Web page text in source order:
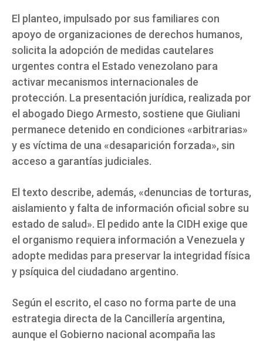
El planteo, impulsado por sus familiares con
apoyo de organizaciones de derechos humanos,
solicita la adopción de medidas cautelares
urgentes contra el Estado venezolano para
activar mecanismos internacionales de
protección. La presentación jurídica, realizada por
el abogado Diego Armesto, sostiene que Giuliani
permanece detenido en condiciones «arbitrarias»
y es víctima de una «desaparición forzada», sin
acceso a garantías judiciales.
El texto describe, además, «denuncias de torturas,
aislamiento y falta de información oficial sobre su
estado de salud». El pedido ante la CIDH exige que
el organismo requiera información a Venezuela y
adopte medidas para preservar la integridad física
y psíquica del ciudadano argentino.
Según el escrito, el caso no forma parte de una
estrategia directa de la Cancillería argentina,
aunque el Gobierno nacional acompaña las